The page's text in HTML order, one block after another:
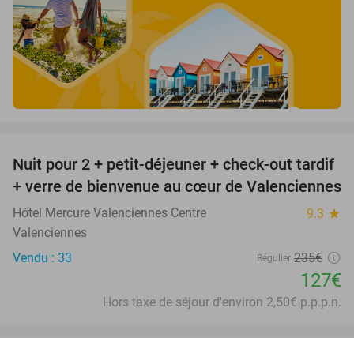
46%
Nuit pour 2 + petit-déjeuner + check-out tardif
+ verre de bienvenue au cœur de Valenciennes
Hôtel Mercure Valenciennes Centre 9.3 star
Valenciennes
Vendu : 33
Régulier 235€
127€
Hors taxe de séjour d'environ 2,50€ p.p.p.n.